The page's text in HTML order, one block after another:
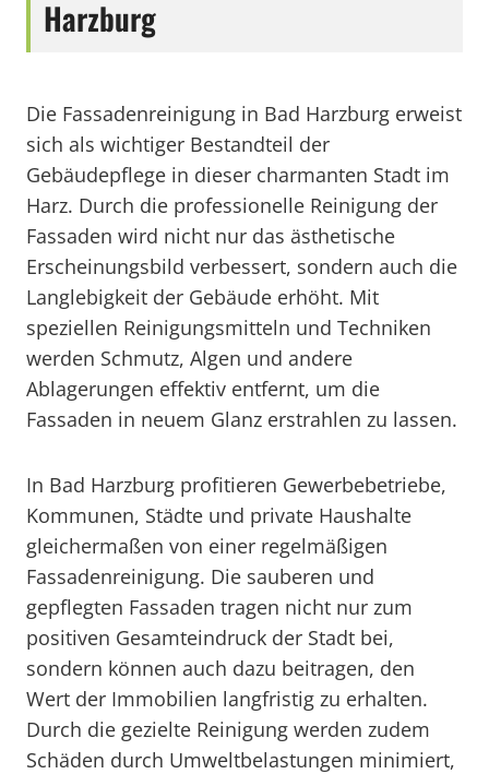
Harzburg
Die Fassadenreinigung in Bad Harzburg erweist
sich als wichtiger Bestandteil der
Gebäudepflege in dieser charmanten Stadt im
Harz. Durch die professionelle Reinigung der
Fassaden wird nicht nur das ästhetische
Erscheinungsbild verbessert, sondern auch die
Langlebigkeit der Gebäude erhöht. Mit
speziellen Reinigungsmitteln und Techniken
werden Schmutz, Algen und andere
Ablagerungen effektiv entfernt, um die
Fassaden in neuem Glanz erstrahlen zu lassen.
In Bad Harzburg profitieren Gewerbebetriebe,
Kommunen, Städte und private Haushalte
gleichermaßen von einer regelmäßigen
Fassadenreinigung. Die sauberen und
gepflegten Fassaden tragen nicht nur zum
positiven Gesamteindruck der Stadt bei,
sondern können auch dazu beitragen, den
Wert der Immobilien langfristig zu erhalten.
Durch die gezielte Reinigung werden zudem
Schäden durch Umweltbelastungen minimiert,